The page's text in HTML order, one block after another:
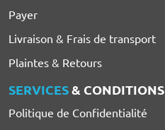
Payer
Livraison & Frais de transport
Plaintes & Retours
SERVICES& CONDITIONS
Politique de Confidentialité